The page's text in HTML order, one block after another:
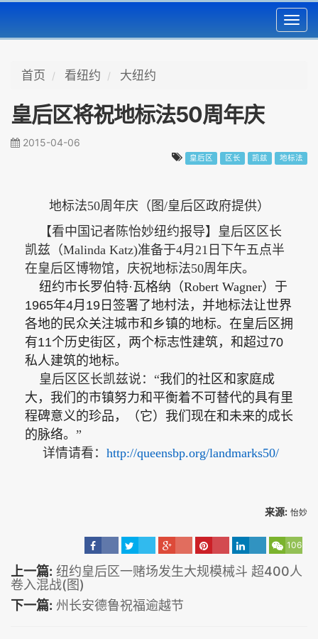
首页 看纽约 大纽约
皇后区将祝地标法50周年庆
2015-04-06
皇后区 区长 凯兹 地标法
地标法50周年庆（图/皇后区政府提供）
【看中国记者陈怡妙纽约报导】皇后区区长
凯兹（Malinda Katz)准备于4月21日下午五点半
在皇后区博物馆，庆祝地标法50周年庆。
纽约市长罗伯特· 瓦格纳（Robert Wagner）于
1965年4月 19 日签署了地村法，并地标法让世界
各地的民众关注城市和乡镇的地标。在皇后区拥
有11个历史街区，两个标志性建筑，和超过70
私人建筑的地标。
皇后区区长凯兹说： “我们的社区和家庭成
大，我们的市镇努力和平衡着不可替代的具有里
程碑意义的珍品，（它）我们现在和未来的成长
的脉络。 ”
详情请看： http://queensbp.org/landmarks50/
来源: 怡妙
106
上一篇: 纽约皇后区一赌场发生大规模械斗 超400人
卷入混战(图)
下一篇: 州长安德鲁祝福逾越节